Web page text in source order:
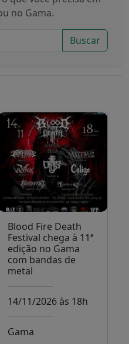
no Gama.
Buscar
Blood Fire Death
Festival chega à 11ª
edição no Gama
com bandas de
metal
14/11/2026 às 18h
Gama